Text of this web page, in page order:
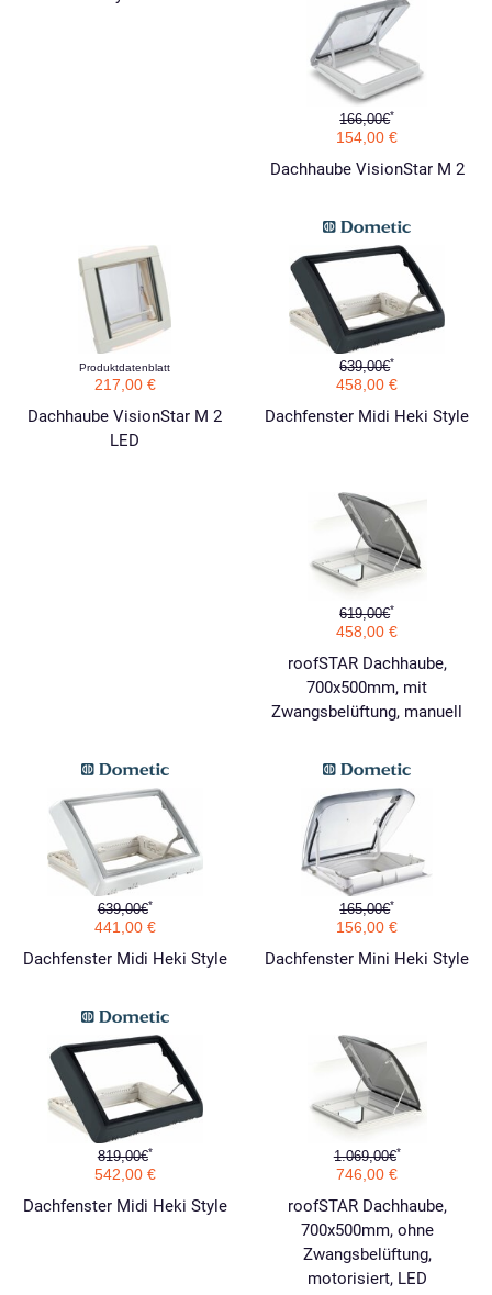
166,00€*
154,00 €
Dachhaube VisionStar M 2
Produktdatenblatt
217,00 €
Dachhaube VisionStar M 2
LED
639,00€*
458,00 €
Dachfenster Midi Heki Style
619,00€*
458,00 €
roofSTAR Dachhaube,
700x500mm, mit
Zwangsbelüftung, manuell
639,00€*
441,00 €
Dachfenster Midi Heki Style
165,00€*
156,00 €
Dachfenster Mini Heki Style
819,00€*
542,00 €
Dachfenster Midi Heki Style
1.069,00€*
746,00 €
roofSTAR Dachhaube,
700x500mm, ohne
Zwangsbelüftung,
motorisiert, LED